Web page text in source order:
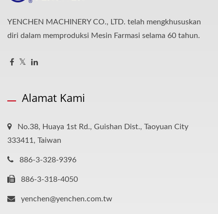
YENCHEN MACHINERY CO., LTD. telah mengkhususkan
diri dalam memproduksi Mesin Farmasi selama 60 tahun.
Alamat Kami
No.38, Huaya 1st Rd., Guishan Dist., Taoyuan City
333411, Taiwan
886-3-328-9396
886-3-318-4050
yenchen@yenchen.com.tw